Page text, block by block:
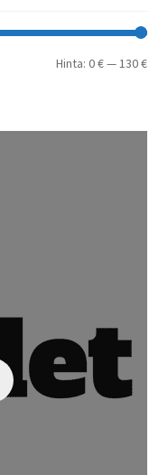
Hinta:0 €—130 €